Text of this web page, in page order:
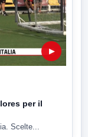
▶
per il
Scelte...